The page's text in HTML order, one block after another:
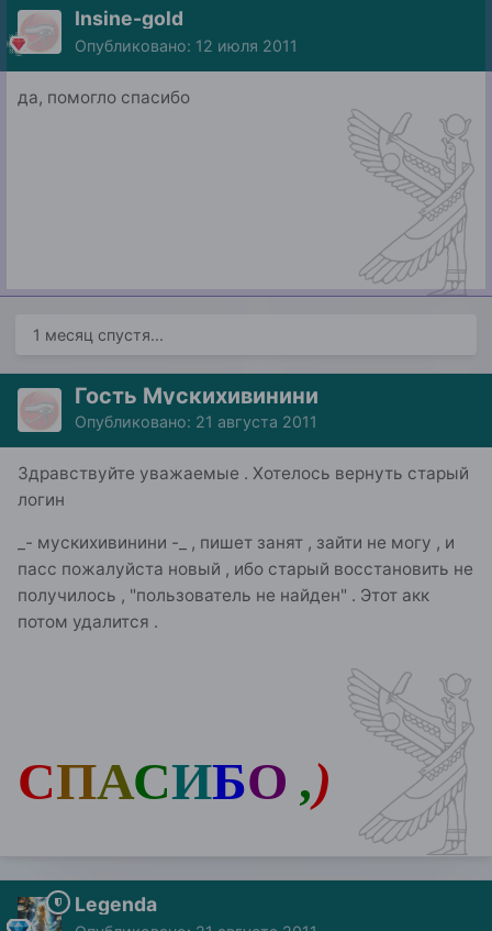
Insine-gold
Опубликовано: 12 июля 2011
да, помогло спасибо
1 месяц спустя...
Гость Мускихивинини
Опубликовано: 21 августа 2011
Здравствуйте уважаемые . Хотелось вернуть старый
логин
_- мускихивинини -_ , пишет занят , зайти не могу , и
пасс пожалуйста новый , ибо старый восстановить не
получилось , "пользователь не найден" . Этот акк
потом удалится .
СПАСИБО ,)
Legenda